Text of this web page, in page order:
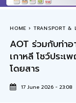
HOME TRANSPORT &
AOT ร่วมกับท่า
เกาหลี โชว์ประ
โดยสาร
17 June 2026 - 23:08